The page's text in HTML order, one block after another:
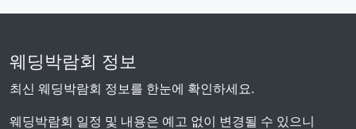
웨딩박람회 정보
최신 웨딩박람회 정보를 한눈에 확인하세요.
웨딩박람회 일정 및 내용은 예고 없이 변경될 수 있으니